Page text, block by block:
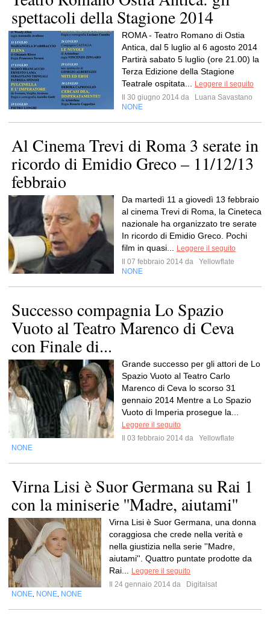
spettacoli della Stagione 2014
ROMA - Teatro Romano di Ostia
Antica, dal 5 luglio al 6 agosto 2014
Partirà sabato 5 luglio (ore 21.00) la
Terza Edizione della Stagione
Teatrale ospitata...
Leggere il seguito
Il 30 giugno 2014 da
Luana Savastano
NONE
Al Cinema Trevi di Roma 3 serate in
ricordo di Emidio Greco – 11/12/13
febbraio
Da martedì 11 a giovedì 13 febbraio
al cinema Trevi di Roma, la Cineteca
nazionale ha organizzato tre serate
In ricordo di Emidio Greco. Pochi
film in quasi...
Leggere il seguito
Il 07 febbraio 2014 da
Yellowflate
NONE
Successo compagnia Lo Spazio
Vuoto al Teatro Marenco di Ceva
con Finale di...
Grande successo per gli attori de Lo
Spazio Vuoto al Teatro Carlo
Marenco di Ceva lo scorso 31
gennaio 2014 Mentre a Lo Spazio
Vuoto di Imperia prosegue la...
Leggere il seguito
Il 03 febbraio 2014 da
Yellowflate
NONE
Virna Lisi è Suor Germana su Rai 1
con la miniserie ''Madre, aiutami''
Virna Lisi è Suor Germana, una donna
coraggiosa che crede nella verità e
nella giustizia nella serie ''Madre,
aiutami''. Quattro puntate prodotte da
Rai...
Leggere il seguito
Il 24 gennaio 2014 da
Digitalsat
NONE NONE NONE